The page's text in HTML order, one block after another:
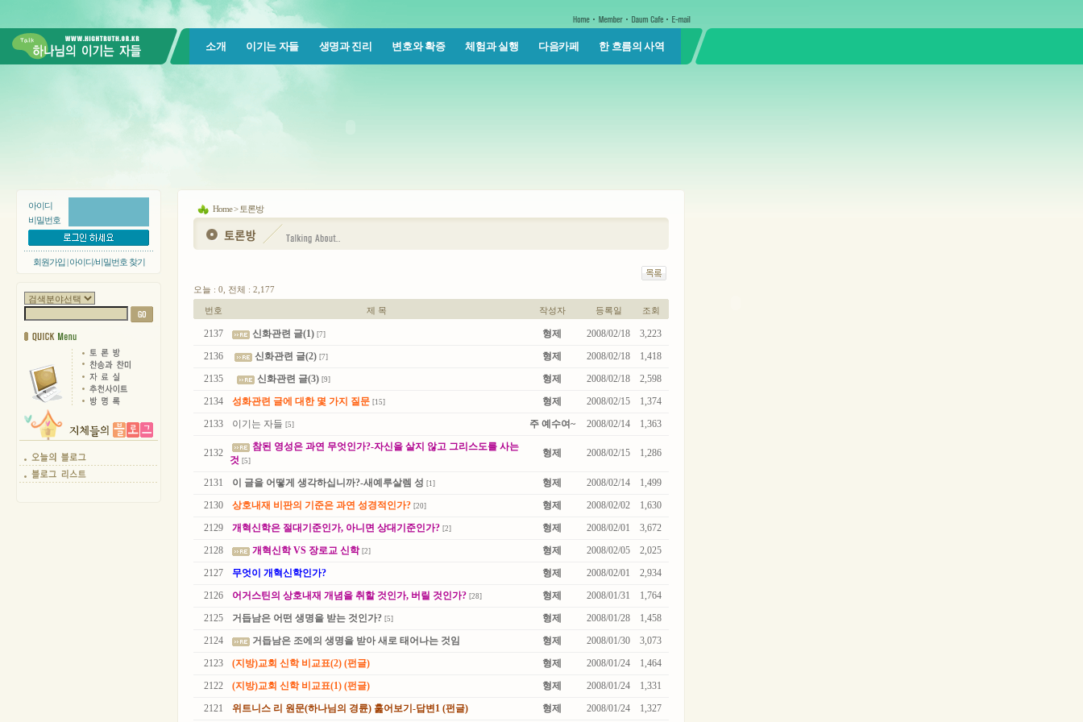
소개 이기는 자들 생명과 진리 변호와 확증 체험과 실행 다음카페 한 흐름의 사역
아이디
비밀번호
회원가입 |아이디/비밀번호 찾기
Home > 토론방
오늘 : 0, 전체 : 2,177
번호 제 목 작성자 등록일 조회
2137 신화관련 글(1) [7] 형제 2008/02/18
3,223
2136
신화관련 글(2) [7] 형제 2008/02/18
1,418
2135
신화관련 글(3) [9] 형제 2008/02/18
2,598
2134
성화관련 글에 대한 몇 가지 질문 [15] 형제 2008/02/15
1,374
2133
이기는 자들 [5] 주 예수여~ 2008/02/14 1,363
2132
참된 영성은 과연 무엇인가?-자신을 살지 않고 그리스도를 사는
것 [5]
형제 2008/02/15 1,286
2131 이 글을 어떻게 생각하십니까?-새예루살렘 성 [1] 형제 2008/02/14
1,499
2130
상호내재 비판의 기준은 과연 성경적인가? [20] 형제 2008/02/02
1,630
2129
개혁신학은 절대기준인가, 아니면 상대기준인가? [2] 형제 2008/02/01
3,672
2128
개혁신학 VS 장로교 신학 [2] 형제 2008/02/05
2,025
2127
무엇이 개혁신학인가? 형제 2008/02/01
2,934
2126
어거스틴의 상호내재 개념을 취할 것인가, 버릴 것인가? [28] 형제 2008/01/31
1,764
2125
거듭남은 어떤 생명을 받는 것인가? [5] 형제 2008/01/28
1,458
2124
거듭남은 조에의 생명을 받아 새로 태어나는 것임 형제 2008/01/30
3,073
2123
(지방)교회 신학 비교표(2) (펀글) 형제 2008/01/24
1,464
2122
(지방)교회 신학 비교표(1) (펀글) 형제 2008/01/24
1,331
2121
위트니스 리 원문(하나님의 경륜) 훑어보기-답변1 (펀글) 형제 2008/01/24 1,327